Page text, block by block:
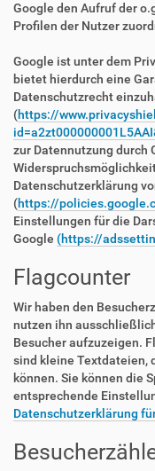
Google den Aufruf der
Profilen der Nutzer
Google ist unter dem
bietet hierdurch eine
Datenschutzrecht
(https://
zur Datennutzung durch
Datenschutzerklärung
(https://
Einstellungen für die
Google (https://
Flagcounter
Wir haben den
nutzen ihn
Besucher aufzuzeigen.
sind kleine Textdateien,
können. Sie können die
entsprechende
Datenschutzerklärung